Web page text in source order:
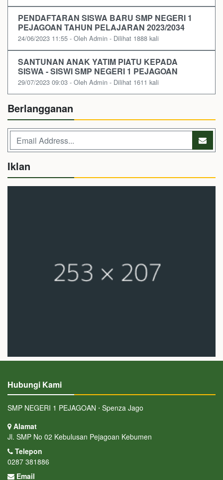
PENDAFTARAN SISWA BARU SMP NEGERI 1
PEJAGOAN TAHUN PELAJARAN 2023/2034
24/06/2023 11:55 - Oleh Admin - Dilihat 1888 kali
SANTUNAN ANAK YATIM PIATU KEPADA
SISWA - SISWI SMP NEGERI 1 PEJAGOAN
29/07/2023 09:03 - Oleh Admin - Dilihat 1611 kali
Berlangganan
Iklan
Hubungi Kami
SMP NEGERI 1 PEJAGOAN ⋅ Spenza Jago
Alamat
Jl. SMP No 02 Kebulusan Pejagoan Kebumen
Telepon
0287 381886
Email